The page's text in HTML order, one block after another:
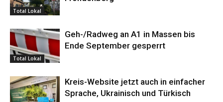
Total Lokal
Total Lokal
Geh-/Radweg an A1 in Massen bis
Ende September gesperrt
Kreis-Website jetzt auch in einfacher
Sprache, Ukrainisch und Türkisch